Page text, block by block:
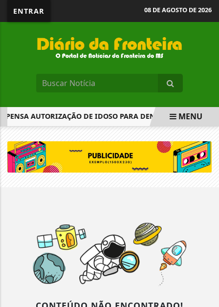
ENTRAR 08 DE AGOSTO DE 2026
AUTORIZAÇÃO DE IDOSO PARA DENÚNCIA DEMENU